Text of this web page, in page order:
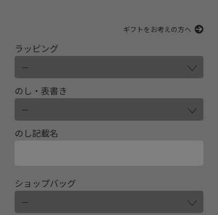
ギフトをお考えの方へ
ラッピング
のし・表書き
のし記載名
ショップバッグ